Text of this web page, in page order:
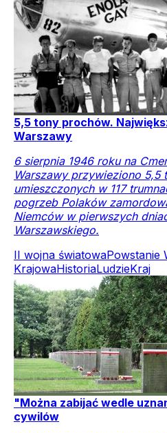
5,5 tony prochów.
Warszawy
6 sierpnia 1946 roku na
Warszawy przywieziono 5,5
umieszczonych w 117
pogrzeb Polaków
Niemców w pierwszych
Warszawskiego.
II wojna światowaPowstanie
KrajowaHistoriaLudzieKraj
"Można zabijać wedle
cywilów